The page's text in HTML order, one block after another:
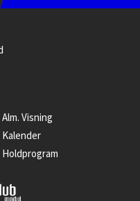
Alm. Visning
Kalender
Holdprogram